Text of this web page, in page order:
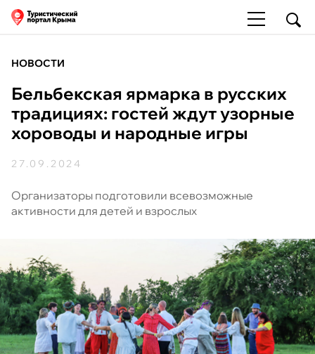
НОВОСТИ
Бельбекская ярмарка в русских
традициях: гостей ждут узорные
хороводы и народные игры
27.09.2024
Организаторы подготовили всевозможные
активности для детей и взрослых